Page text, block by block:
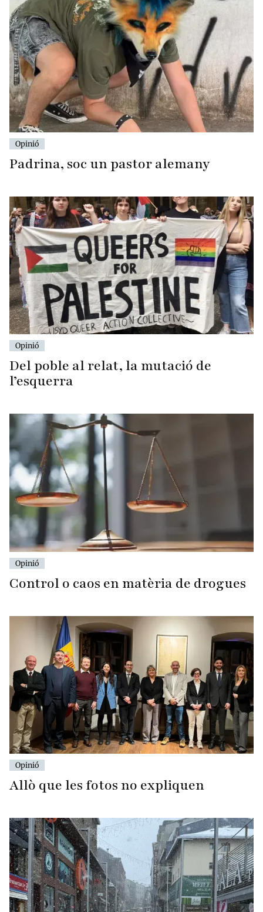
Opinió
Padrina, soc un pastor alemany
Opinió
Del poble al relat, la mutació de
l’esquerra
Opinió
Control o caos en matèria de drogues
Opinió
Allò que les fotos no expliquen